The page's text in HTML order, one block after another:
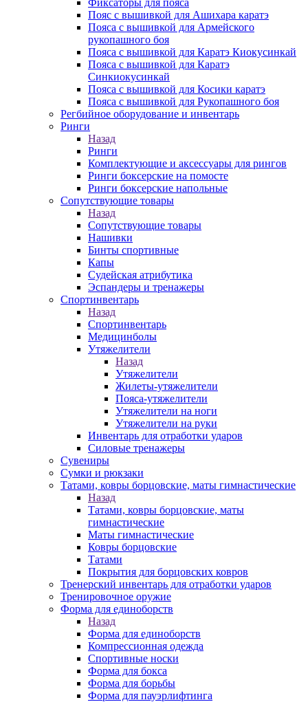
Фиксаторы для пояса
Пояс с вышивкой для Ашихара каратэ
Пояса с вышивкой для Армейского
рукопашного боя
Пояса с вышивкой для Каратэ Киокусинкай
Пояса с вышивкой для Каратэ
Синкиокусинкай
Пояса с вышивкой для Косики каратэ
Пояса с вышивкой для Рукопашного боя
Регбийное оборудование и инвентарь
Ринги
Назад
Ринги
Комплектующие и аксессуары для рингов
Ринги боксерские на помосте
Ринги боксерские напольные
Сопутствующие товары
Назад
Сопутствующие товары
Нашивки
Бинты спортивные
Капы
Судейская атрибутика
Эспандеры и тренажеры
Спортинвентарь
Назад
Спортинвентарь
Медицинболы
Утяжелители
Назад
Утяжелители
Жилеты-утяжелители
Пояса-утяжелители
Утяжелители на ноги
Утяжелители на руки
Инвентарь для отработки ударов
Силовые тренажеры
Сувениры
Сумки и рюкзаки
Татами, ковры борцовские, маты гимнастические
Назад
Татами, ковры борцовские, маты
гимнастические
Маты гимнастические
Ковры борцовские
Татами
Покрытия для борцовских ковров
Тренерский инвентарь для отработки ударов
Тренировочное оружие
Форма для единоборств
Назад
Форма для единоборств
Компрессионная одежда
Спортивные носки
Форма для бокса
Форма для борьбы
Форма для пауэрлифтинга